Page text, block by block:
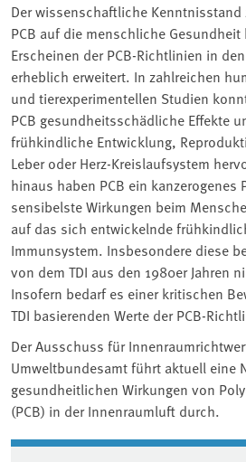
Der wissenschaftliche
PCB auf die menschliche
Erscheinen der PCB-Richtlinien in
erheblich erweitert. In zahlreichen
und tierexperimentellen Studien
PCB gesundheitsschädliche Effekte
frühkindliche Entwicklung,
Leber oder Herz-Kreislaufsystem
hinaus haben PCB ein kanzerogenes
sensibelste Wirkungen beim
auf das sich entwickelnde
Immunsystem. Insbesondere diese
von dem TDI aus den 1980er Jahren
Insofern bedarf es einer kritischen
TDI basierenden Werte der PCB-
Der Ausschuss für
Umweltbundesamt führt aktuell eine
gesundheitlichen Wirkungen von
(PCB) in der Innenraumluft durch.